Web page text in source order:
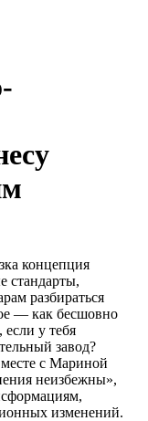
концепция
стандарты,
разбираться
— как бесшовно
если у тебя
завод?
с Мариной
неизбежны»,
изменений.